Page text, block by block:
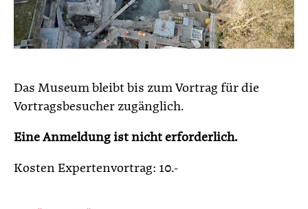
Das Museum bleibt bis zum Vortrag für die
Vortragsbesucher zugänglich.
Eine Anmeldung ist nicht erforderlich.
Kosten Expertenvortrag: 10.-